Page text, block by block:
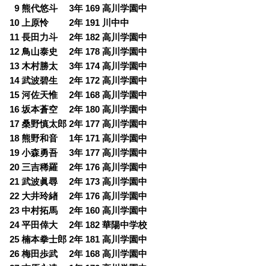
09 熊代悠斗 3年 169 高川学園中
10 上原怜 2年 191 川中中
11 長田力斗 2年 182 高川学園中
12 鳥山泰史 2年 178 高川学園中
13 木村勝太 3年 174 高川学園中
14 武波碧生 2年 172 高川学園中
15 河佐天惟 2年 168 高川学園中
16 坂本蒼空 2年 180 高川学園中
17 桑野慎太郎 2年 177 高川学園中
18 熊野和音 1年 171 高川学園中
19 小森勇吾 3年 177 高川学園中
20 三吉稀羅 2年 176 高川学園中
21 武波眞尋 2年 173 高川学園中
22 大井玲緖 2年 176 高川学園中
23 中村拓馬 2年 160 高川学園中
24 平田倖大 2年 182 華陽中学校
25 楠本拳士郎 2年 181 高川学園中
26 梅田歩武 2年 168 高川学園中